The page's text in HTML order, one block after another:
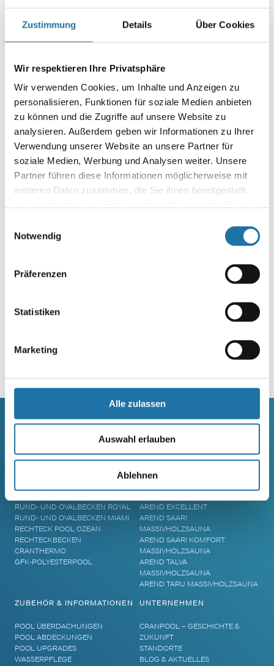
Zustimmung Details Über Cookies
Wir respektieren Ihre Privatsphäre
Wir verwenden Cookies, um Inhalte und Anzeigen zu
personalisieren, Funktionen für soziale Medien anbieten
zu können und die Zugriffe auf unsere Website zu
analysieren. Außerdem geben wir Informationen zu Ihrer
Verwendung unserer Website an unsere Partner für
soziale Medien, Werbung und Analysen weiter. Unsere
Partner führen diese Informationen möglicherweise mit
weiteren Daten zusammen, die Sie ihnen bereitgestellt
unsererDatenschutzerklärung
Notwendig
Präferenzen
Statistiken
Marketing
Alle zulassen
Auswahl erlauben
Ablehnen
Poolprojekt Günther Bissinger
Alles in Allem bin ich mit meinem Poolprojekt, das ich
gemeinsam mit der Firma Cranpool durchgeführt habe, sehr
zufrieden. Vor allem von der Montage war ich angetan: beide
Herren wissen, was sie tun. Stahlwand-Aufstellbecken Rimini-
Set 3,6 x 1,32m
Autor:
RUNDBECKEN RIMINI
RUND- UND OVALBECKEN SUN
RUND- UND OVALBECKEN ROYAL
RUND- UND OVALBECKEN MIAMI
RECHTECK POOL OZEAN
RECHTECKBECKEN
CRANTHERMO
GFK-POLYESTERPOOL
SAUNA
SAUNA
ELEMENTSAUNA AREND MAATA
AREND EXCELLENT
AREND SAARI
MASSIVHOLZSAUNA
AREND SAARI KOMFORT
MASSIVHOLZSAUNA
AREND TALVA
MASSIVHOLZSAUNA
AREND TARU MASSIVHOLZSAUNA
ZUBEHÖR & INFORMATIONEN
POOL ÜBERDACHUNGEN
POOL ABDECKUNGEN
POOL UPGRADES
WASSERPFLEGE
UNTERNEHMEN
CRANPOOL – GESCHICHTE &
ZUKUNFT
STANDORTE
BLOG & AKTUELLES